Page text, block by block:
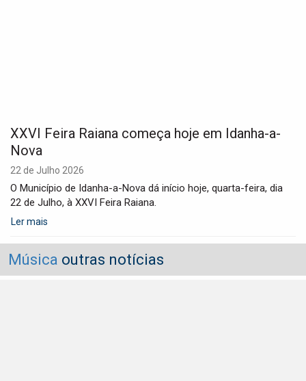
XXVI Feira Raiana começa hoje em Idanha-a-
Nova
22 de Julho 2026
O Município de Idanha-a-Nova dá início hoje, quarta-feira, dia
22 de Julho, à XXVI Feira Raiana.
Ler mais
Música outras notícias